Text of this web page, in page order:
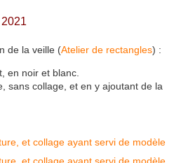
de la veille (Atelier de rectangles) :
en noir et blanc.
sans collage, et en y ajoutant de la